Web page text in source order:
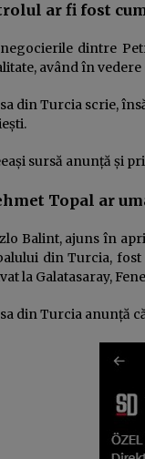
ar fi fost
dintre
având în vedere
din Turcia scrie,
sursă anunță și
Topal ar
Balint, ajuns în
din Turcia, fost
la Galatasaray,
din Turcia anunță